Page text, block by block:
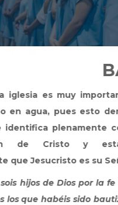
importante la
esto demuestra que
con la muerte
y está
es su Señor y Salvador.
por la fe en Cristo
sido bautizados en